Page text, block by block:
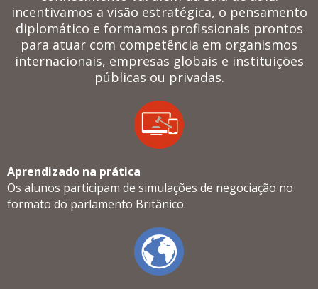
incentivamos a visão estratégica, o pensamento
diplomático e formamos profissionais prontos
para atuar com competência em organismos
internacionais, empresas globais e instituições
públicas ou privadas.
Aprendizado na prática
Os alunos participam de simulações de negociação no
formato do parlamento Britânico.